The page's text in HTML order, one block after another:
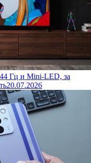
Гц и Mini-LED, за
20.07.2026